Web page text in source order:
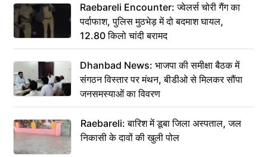
Raebareli Encounter: ज्वेलर्स चोरी गैंग का
पर्दाफाश, पुलिस मुठभेड़ में दो बदमाश घायल,
12.80 किलो चांदी बरामद
Dhanbad News: भाजपा की समीक्षा बैठक में
संगठन विस्तार पर मंथन, बीडीओ से मिलकर सौंपा
जनसमस्याओं का विवरण
Raebareli: बारिश में डूबा जिला अस्पताल, जल
निकासी के दावों की खुली पोल